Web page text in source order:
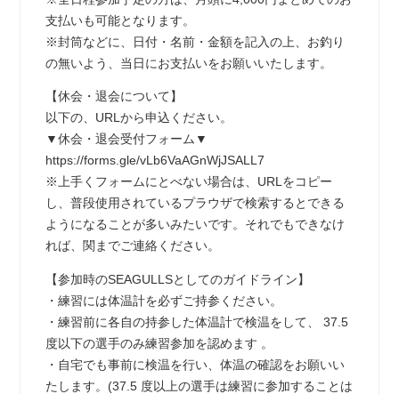
支払いも可能となります。
※封筒などに、日付・名前・金額を記入の上、お釣り
の無いよう、当日にお支払いをお願いいたします。
【休会・退会について】
以下の、URLから申込ください。
▼休会・退会受付フォーム▼
https://forms.gle/vLb6VaAGnWjJSALL7
※上手くフォームにとべない場合は、URLをコピー
し、普段使用されているプラウザで検索するとできる
ようになることが多いみたいです。それでもできなけ
れば、関までご連絡ください。
【参加時のSEAGULLSとしてのガイドライン】
・練習には体温計を必ずご持参ください。
・練習前に各自の持参した体温計で検温をして、 37.5
度以下の選手のみ練習参加を認めます 。
・自宅でも事前に検温を行い、体温の確認をお願いい
たします。(37.5 度以上の選手は練習に参加することは